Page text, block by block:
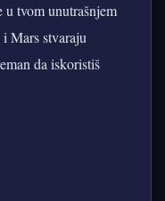
u tvom unutrašnjem
Mars stvaraju
da iskoristiš